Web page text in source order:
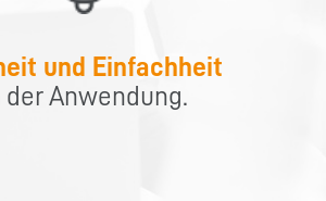
und Einfachheit
der Anwendung.